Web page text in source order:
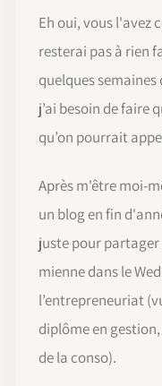
Eh oui, vous l'avez
resterai pas à rien
quelques semaines
j’ai besoin de faire
qu’on pourrait
Après m'être moi-
un blog en fin
juste pour partager
mienne dans le
l’entrepreneuriat
diplôme en
de la conso).